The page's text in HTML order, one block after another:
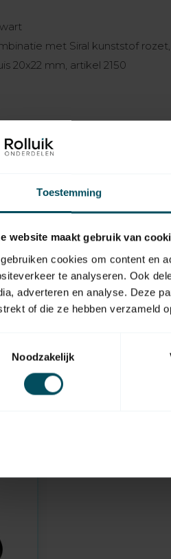
Toestemming
website maakt gebruik van
cookies om content en
te analyseren. Ook
adverteren en analyse. Deze
of die ze hebben verzameld
Noodzakelijk
met Siral kunststof rozet,
20x22 mm, artikel 2150
1366